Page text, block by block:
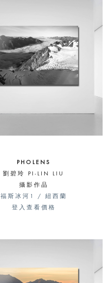
PHOLENS
劉碧玲 PI-LIN LIU
攝影作品
福斯冰河1 / 紐西蘭
登入查看價格